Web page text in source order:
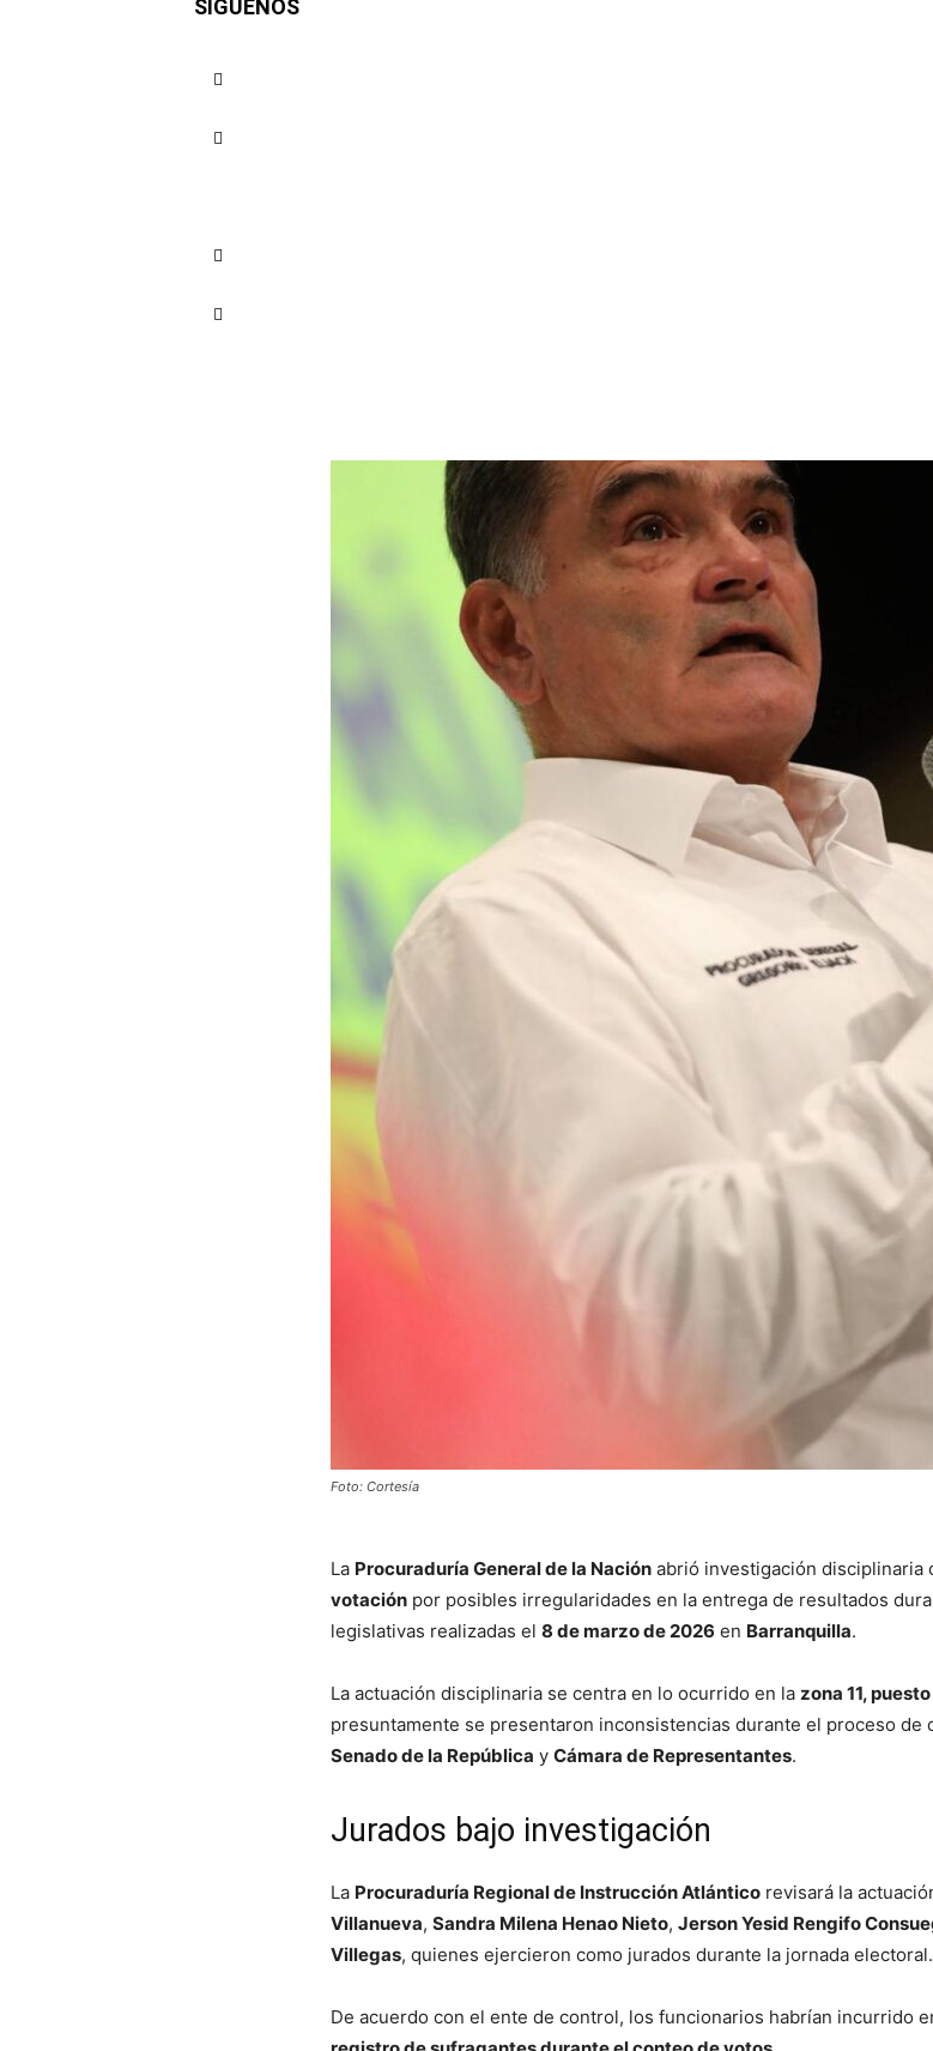
Foto: Cortesía
La Procuraduría General de la Nación abrió investigación disciplinaria
votación por posibles irregularidades en la entrega de resultados
legislativas realizadas el 8 de marzo de 2026 en Barranquilla.
La actuación disciplinaria se centra en lo ocurrido en la zona 11,
presuntamente se presentaron inconsistencias durante el proceso de
Senado de la República y Cámara de Representantes.
Jurados bajo investigación
La Procuraduría Regional de Instrucción Atlántico revisará la
Villanueva, Sandra Milena Henao Nieto, Jerson Yesid Rengifo
Villegas, quienes ejercieron como jurados durante la jornada electoral.
De acuerdo con el ente de control, los funcionarios habrían incurrido
SÍGUENOS